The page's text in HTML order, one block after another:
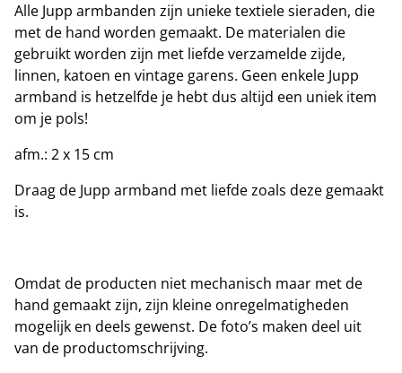
Alle Jupp armbanden zijn unieke textiele sieraden, die
met de hand worden gemaakt. De materialen die
gebruikt worden zijn met liefde verzamelde zijde,
linnen, katoen en vintage garens. Geen enkele Jupp
armband is hetzelfde je hebt dus altijd een uniek item
om je pols!
afm.: 2 x 15 cm
Draag de Jupp armband met liefde zoals deze gemaakt
is.
Omdat de producten niet mechanisch maar met de
hand gemaakt zijn, zijn kleine onregelmatigheden
mogelijk en deels gewenst. De foto’s maken deel uit
van de productomschrijving.